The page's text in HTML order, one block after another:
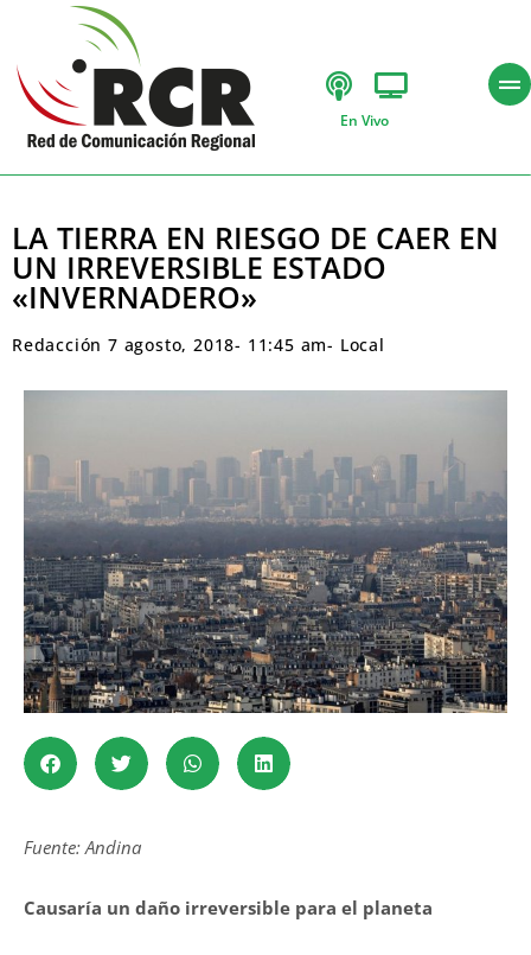
En Vivo
LA TIERRA EN RIESGO DE CAER EN
UN IRREVERSIBLE ESTADO
«INVERNADERO»
Redacción 7 agosto, 2018- 11:45 am- Local
Fuente: Andina
Causaría un daño irreversible para el planeta